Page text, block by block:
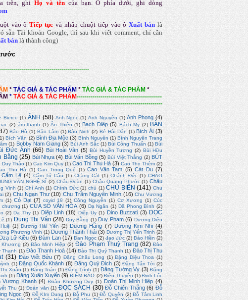
trên, ghiHọ và tên của bạn. Ô phía dưới, ghi dòng
vào ô Tiếp tục và nhấp chuột tiếp vào ôXuất bản là
sẵn Tài khoản Google, thì sau khi viết comment, chỉ cần
bảnlà thành công)
* TÁC GIẢ & TÁC PHẨM * TÁC GIẢ & TÁC PHẨM *
* TÁC GIẢ & TÁC PHẨM-------------------------------------------
Bierce (1) ẢNH (58) Anh Ngọc (1) Anh Nguyên (1) Anh Phong (4)
(2) âm thanh (1) Ân Thiên (1) Bạch Diệp (5) Bách Mỵ (2) BÀN
Bảo Hồ (1) Bảo Lâm (1) Bảo Ninh (2) Bé Hải Dân (1) Bích Ái (3)
Bích Vân (2) Bình Địa Mộc (3) Bình Nguyên (1) Bình Nguyên Trang
(1) Bobby Nam Giang (3) Bùi Anh Sắc (1) Bùi Công Thuấn (1) Bùi
Đức Ánh (66) Bùi Hoài Vân (5) Bùi Huyền Tương (2) Bùi Hữu
Bằng (25) Bùi Nhựa (4) Bùi Văn Bồng (5) Bùi Việt Thắng (2) BÚT
Duy Thảo (1) Cao Kim Quy (1) Cao Thị Thu Hà (3) Cao Thọ Thêm (2)
Thu Hà (1) Cao Trọng Quế (1) Cao Văn Tam (5) Cát Du (7)
Cẩm Lệ (4) Cẩm Tú Cầu (1) Chàng Cát (1) Chánh Đức (1) CHÀO
VĂN NGHỆ SĨ (2) Châu Đoàn (1) Châu Quang Phước (1) Châu
Vinh (1) Chí Anh (1) Chính Đức (1) chủ (1) CHỦ BIÊN (141) Chu
(2) Chu Ngạn Thư (10) Chu Trầm Nguyên Minh (16) Chu Vương
(1) Cỏ Dại (7) covid 19 (1) Công Nguyễn (1) Cơ Xương (1) Cúc
chương (1) CỬA SỔ VĂN HÓA (6) Dạ Ngân (1) Dã Phong Bình (2)
(2) Dạ Thy (1) Diệp Linh (18) Diệp Uy (1) Dino Buzzati (3) DỌC
(1) Dung Thị Vân (28) Duy Bằng (1) Duy Phạm (6) Dương Diệu
(1) Dương Hải Yến (2) Dương Hằng (7) Dương Kim Nhi (4)
Phương Vinh (1) Dương Thành Thái (3) Dương Thị Yến Trinh (2)
Dzạ Lữ Kiều (6) Đàm Lan (17) Đan Ngọc (2) đạo đức (2) Đào Hiền (2)
Khương (2) Đào Minh Hiệp (2) Đào Phạm Thuỳ Trang (82) Đào
Thạnh (1) Đào Thanh Hoà (14) Đào Thị Quý Thanh (1) Đào Thị Thu
(31) Đào Viết Bửu (7) Đặng Châu Long (1) Đặng Diệu Thoa (1)
(1) Đặng Quốc Khánh (8) Đặng Quý Địch (3) Đặng Tấn Tới (2)
Xuân (1) Đặng Toán (1) Đăng Trình (1) Đặng Tường Vy (3) Đặng
(1) Đặng Xuân Xuyến (9) ĐIỂM BÁO (2) Điêu Thuyền (1) Đinh Lốc
Vương Khanh (4) Đoàn Khương Duy (1) Đoàn Thị Minh Hiệp (4)
Thu (1) Đoản văn (1) ĐỌC SÁCH (30) Đỗ Chiến Thắng (6) Đỗ
Ngọc (5) Đỗ KIm Dung (1) Đỗ Phu (1) Đỗ Quyên (2) Đỗ Tâm Linh